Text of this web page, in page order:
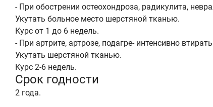
- При обострении остеохондроза, радикулита,
Укутать больное место шерстяной тканью.
Курс от 1 до 6 недель.
- При артрите, артрозе, подагре- интенсивно
Укутать шерстяной тканью.
Курс 2-6 недель.
Срок годности
2 года.